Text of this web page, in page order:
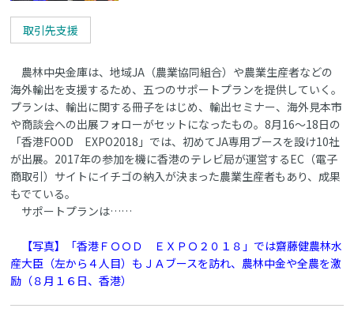
取引先支援
農林中央金庫は、地域JA（農業協同組合）や農業生産者などの
海外輸出を支援するため、五つのサポートプランを提供していく。
プランは、輸出に関する冊子をはじめ、輸出セミナー、海外見本市
や商談会への出展フォローがセットになったもの。8月16～18日の
「香港FOOD EXPO2018」では、初めてJA専用ブースを設け10社
が出展。2017年の参加を機に香港のテレビ局が運営するEC（電子
商取引）サイトにイチゴの納入が決まった農業生産者もあり、成果
もでている。
サポートプランは……
【写真】「香港ＦＯＯＤ ＥＸＰＯ２０１８」では齋藤健農林水
産大臣（左から４人目）もＪＡブースを訪れ、農林中金や全農を激
励（８月１６日、香港）